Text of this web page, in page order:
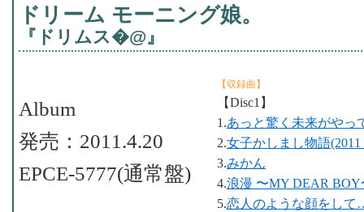
ドリーム モーニング娘。
『ドリムス�@』
【収録曲】
【Disc1】
1.あっと驚く未来がやっ
2.女子かしまし物語(2011
3.みかん
4.浪漫 〜MY DEAR BOY
5.恋人のような顔をし
Album
発売：2011.4.20
EPCE-5777(通常盤)